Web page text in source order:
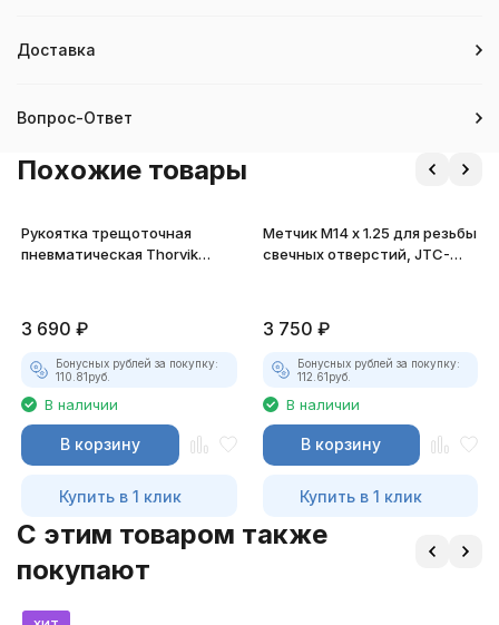
Доставка
Вопрос-Ответ
Похожие товары
Рукоятка трещоточная
пневматическая Thorvik
3 690 ₽
Бонусных рублей за покупку:
110.81руб.
В наличии
В корзину
Купить в 1 клик
Метчик M14 x 1.25 для резьбы
свечных отверстий, JTC-
3 750 ₽
Бонусных рублей за покупку:
112.61руб.
В наличии
В корзину
Купить в 1 клик
C этим товаром также
покупают